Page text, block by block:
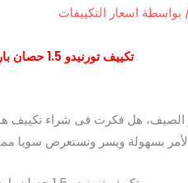
بواسطة اسعار التكييفات
تكييف تورنيدو 1.5 حصان بارد
هل فكرت فى شراء تكييف
بسهولة ويسر ونستعرض سويا